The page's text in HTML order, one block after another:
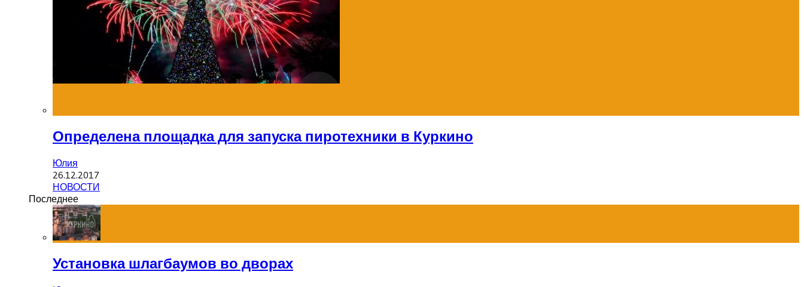
Определена площадка для запуска пиротехники в Куркино
Юлия
26.12.2017
НОВОСТИ
Последнее
Установка шлагбаумов во дворах